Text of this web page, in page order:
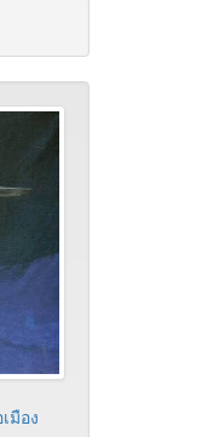
มือง